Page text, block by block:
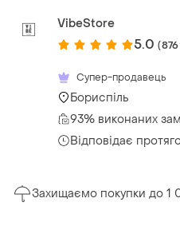
VibeStore
5.0 (876
Супер-продавець
Бориспіль
93% виконаних
Відповідає
Захищаємо покупки до 1